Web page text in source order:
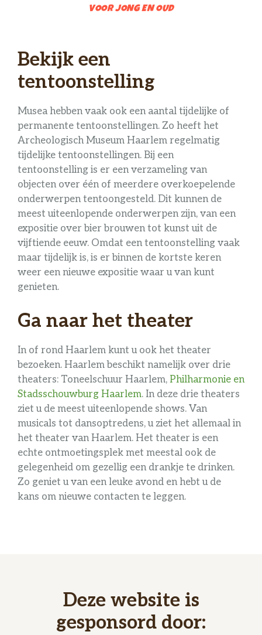
VOOR JONG EN OUD
Bekijk een
tentoonstelling
Musea hebben vaak ook een aantal tijdelijke of
permanente tentoonstellingen. Zo heeft het
Archeologisch Museum Haarlem regelmatig
tijdelijke tentoonstellingen. Bij een
tentoonstelling is er een verzameling van
objecten over één of meerdere overkoepelende
onderwerpen tentoongesteld. Dit kunnen de
meest uiteenlopende onderwerpen zijn, van een
expositie over bier brouwen tot kunst uit de
vijftiende eeuw. Omdat een tentoonstelling vaak
maar tijdelijk is, is er binnen de kortste keren
weer een nieuwe expositie waar u van kunt
genieten.
Ga naar het theater
In of rond Haarlem kunt u ook het theater
bezoeken. Haarlem beschikt namelijk over drie
theaters: Toneelschuur Haarlem, Philharmonie en
Stadsschouwburg Haarlem. In deze drie theaters
ziet u de meest uiteenlopende shows. Van
musicals tot dansoptredens, u ziet het allemaal in
het theater van Haarlem. Het theater is een
echte ontmoetingsplek met meestal ook de
gelegenheid om gezellig een drankje te drinken.
Zo geniet u van een leuke avond en hebt u de
kans om nieuwe contacten te leggen.
Deze website is
gesponsord door: